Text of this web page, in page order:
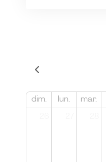
dim. lun. mar.